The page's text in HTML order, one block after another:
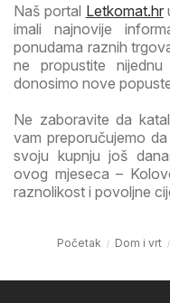
Naš portal Letkomat.hr
imali najnovije
ponudama raznih
ne propustite
donosimo nove
Ne zaboravite da
vam preporučujemo
svoju kupnju još
ovog mjeseca –
raznolikost i povoljne
Početak Dom i vrt